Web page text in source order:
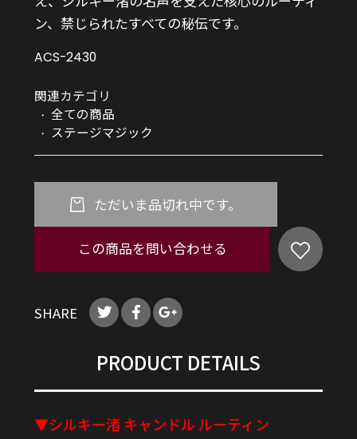
ン、禁じられたすべての秘伝です。
ACS-2430
関連カテゴリ
全ての商品
ステージマジック
ただいま品切れ中です。
この商品を問い合わせる
SHARE
PRODUCT DETAILS
▼シルキー渚 キャンドル ルーティン